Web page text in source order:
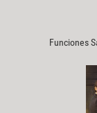
Funciones